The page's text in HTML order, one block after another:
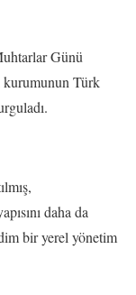
Günü
kurumunun Türk
daha da
bir yerel yönetim